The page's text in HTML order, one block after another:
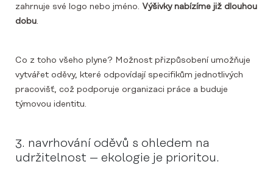
zahrnuje své logo nebo jméno. Výšivky nabízíme již dlouhou
dobu.
Co z toho všeho plyne? Možnost přizpůsobení umožňuje
vytvářet oděvy, které odpovídají specifikům jednotlivých
pracovišť, což podporuje organizaci práce a buduje
týmovou identitu.
3. navrhování oděvů s ohledem na
udržitelnost – ekologie je prioritou.